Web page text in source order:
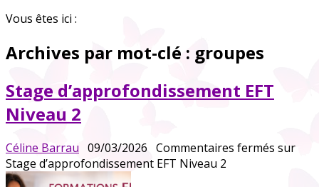
Vous êtes ici :
Archives par mot-clé : groupes
Stage d’approfondissement EFT
Niveau 2
Céline Barrau 09/03/2026 Commentaires fermés sur
Stage d’approfondissement EFT Niveau 2